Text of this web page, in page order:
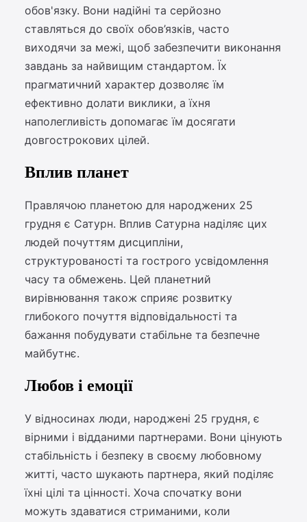
обов'язку. Вони надійні та серйозно
ставляться до своїх обов’язків, часто
виходячи за межі, щоб забезпечити виконання
завдань за найвищим стандартом. Їх
прагматичний характер дозволяє їм
ефективно долати виклики, а їхня
наполегливість допомагає їм досягати
довгострокових цілей.
Вплив планет
Правлячою планетою для народжених 25
грудня є Сатурн. Вплив Сатурна наділяє цих
людей почуттям дисципліни,
структурованості та гострого усвідомлення
часу та обмежень. Цей планетний
вирівнювання також сприяє розвитку
глибокого почуття відповідальності та
бажання побудувати стабільне та безпечне
майбутнє.
Любов і емоції
У відносинах люди, народжені 25 грудня, є
вірними і відданими партнерами. Вони цінують
стабільність і безпеку в своєму любовному
житті, часто шукають партнера, який поділяє
їхні цілі та цінності. Хоча спочатку вони
можуть здаватися стриманими, коли